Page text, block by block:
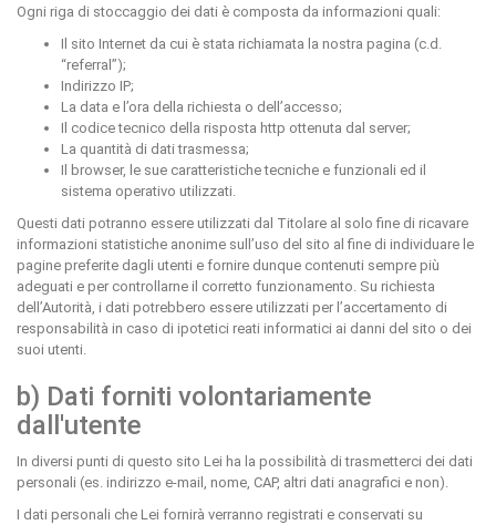
Ogni riga di stoccaggio dei dati è composta da informazioni quali:
Il sito Internet da cui è stata richiamata la nostra pagina (c.d.
“referral”);
Indirizzo IP;
La data e l’ora della richiesta o dell’accesso;
Il codice tecnico della risposta http ottenuta dal server;
La quantità di dati trasmessa;
Il browser, le sue caratteristiche tecniche e funzionali ed il
sistema operativo utilizzati.
Questi dati potranno essere utilizzati dal Titolare al solo fine di ricavare
informazioni statistiche anonime sull’uso del sito al fine di individuare le
pagine preferite dagli utenti e fornire dunque contenuti sempre più
adeguati e per controllarne il corretto funzionamento. Su richiesta
dell’Autorità, i dati potrebbero essere utilizzati per l’accertamento di
responsabilità in caso di ipotetici reati informatici ai danni del sito o dei
suoi utenti.
b) Dati forniti volontariamente
dall'utente
In diversi punti di questo sito Lei ha la possibilità di trasmetterci dei dati
personali (es. indirizzo e-mail, nome, CAP, altri dati anagrafici e non).
I dati personali che Lei fornirà verranno registrati e conservati su